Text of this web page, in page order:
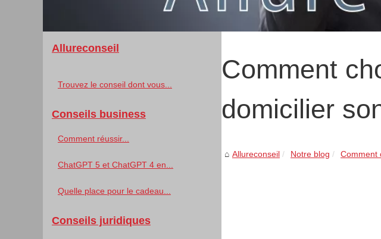
Comment
domicilier
Allureconseil Notre blog Comment
Allureconseil
Trouvez le conseil dont vous...
Conseils business
Comment réussir...
ChatGPT 5 et ChatGPT 4 en...
Quelle place pour le cadeau...
Conseils juridiques